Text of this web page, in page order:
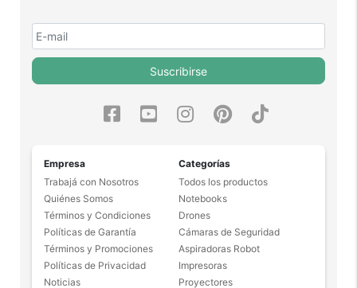
Suscribirse
Empresa
Trabajá con Nosotros
Quiénes Somos
Términos y Condiciones
Políticas de Garantía
Términos y Promociones
Políticas de Privacidad
Noticias
Categorías
Todos los productos
Notebooks
Drones
Cámaras de Seguridad
Aspiradoras Robot
Impresoras
Proyectores